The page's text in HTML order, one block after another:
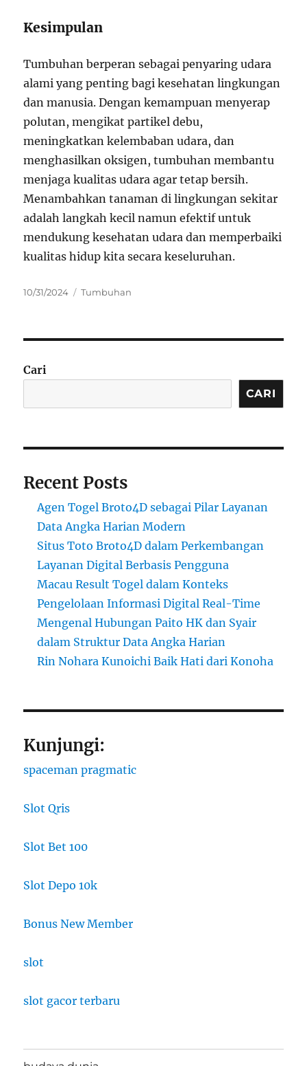
Kesimpulan
Tumbuhan berperan sebagai penyaring udara
alami yang penting bagi kesehatan lingkungan
dan manusia. Dengan kemampuan menyerap
polutan, mengikat partikel debu,
meningkatkan kelembaban udara, dan
menghasilkan oksigen, tumbuhan membantu
menjaga kualitas udara agar tetap bersih.
Menambahkan tanaman di lingkungan sekitar
adalah langkah kecil namun efektif untuk
mendukung kesehatan udara dan memperbaiki
kualitas hidup kita secara keseluruhan.
Posted
10/31/2024 Categories
Tumbuhan
Cari
CARI
Recent Posts
Agen Togel Broto4D sebagai Pilar Layanan
Data Angka Harian Modern
Situs Toto Broto4D dalam Perkembangan
Layanan Digital Berbasis Pengguna
Macau Result Togel dalam Konteks
Pengelolaan Informasi Digital Real-Time
Mengenal Hubungan Paito HK dan Syair
dalam Struktur Data Angka Harian
Rin Nohara Kunoichi Baik Hati dari Konoha
Kunjungi:
spaceman pragmatic
Slot Qris
Slot Bet 100
Slot Depo 10k
Bonus New Member
slot
slot gacor terbaru